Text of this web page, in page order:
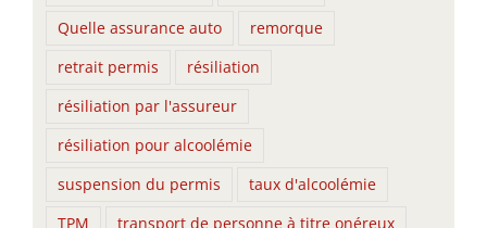
Quelle assurance auto
remorque
retrait permis
résiliation
résiliation par l'assureur
résiliation pour alcoolémie
suspension du permis
taux d'alcoolémie
TPM
transport de personne à titre onéreux